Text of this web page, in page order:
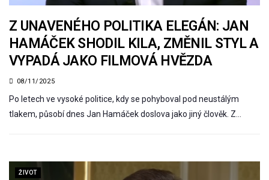
Z UNAVENÉHO POLITIKA ELEGÁN: JAN
HAMÁČEK SHODIL KILA, ZMĚNIL STYL A
VYPADÁ JAKO FILMOVÁ HVĚZDA
08/11/2025
Po letech ve vysoké politice, kdy se pohyboval pod neustálým
tlakem, působí dnes Jan Hamáček doslova jako jiný člověk. Z…
ŽIVOT